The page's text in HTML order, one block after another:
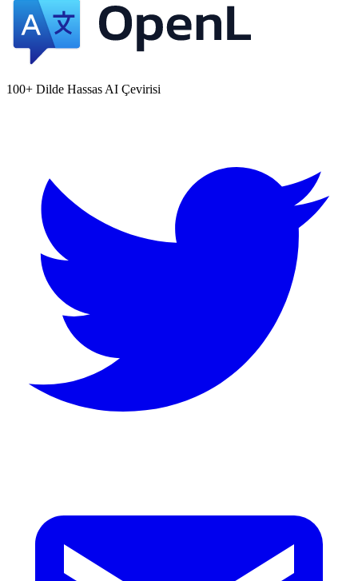
100+ Dilde Hassas AI Çevirisi